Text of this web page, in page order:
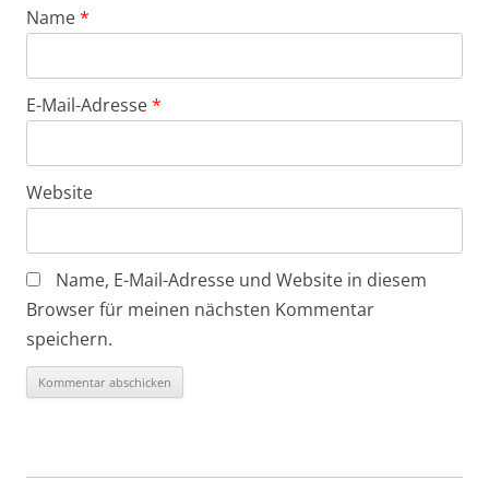
Name*
E-Mail-Adresse*
Website
Name, E-Mail-Adresse und Website in diesem
Browser für meinen nächsten Kommentar
speichern.